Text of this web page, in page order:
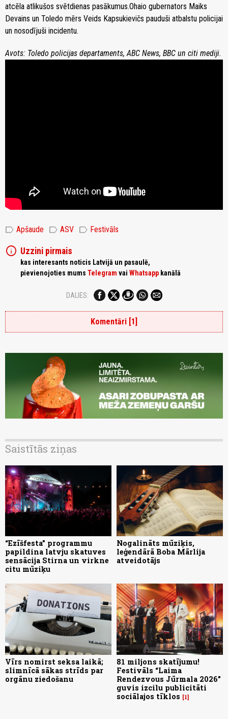
atcēla atlikušos svētdienas pasākumus.Ohaio gubernators Maiks
Devains un Toledo mērs Veids Kapsukievičs pauduši atbalstu policijai
un nosodījuši incidentu.
Avots: Toledo policijas departaments, ABC News, BBC un citi mediji.
label Apšaude label ASV label Festivāls
info Uzzini pirmais
kas interesants noticis Latvijā un pasaulē,
pievienojoties mums Telegram vai Whatsapp kanālā
DALIES:
Komentāri [1]
Saistītās ziņas
“Ezīšfesta” programmu
papildina latvju skatuves
sensācija Stirna un virkne
citu mūziķu
Nogalināts mūziķis,
leģendārā Boba Mārlija
atveidotājs
Vīrs nomirst seksa laikā;
slimnīcā sākas strīds par
orgānu ziedošanu
81 miljons skatījumu!
Festivāls “Laima
Rendezvous Jūrmala 2026”
guvis izcilu publicitāti
sociālajos tīklos
1